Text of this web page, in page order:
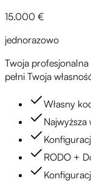
15.000 €
jednorazowo
Twoja
pełni Twoja
Własny
Najwyższa
RODO +